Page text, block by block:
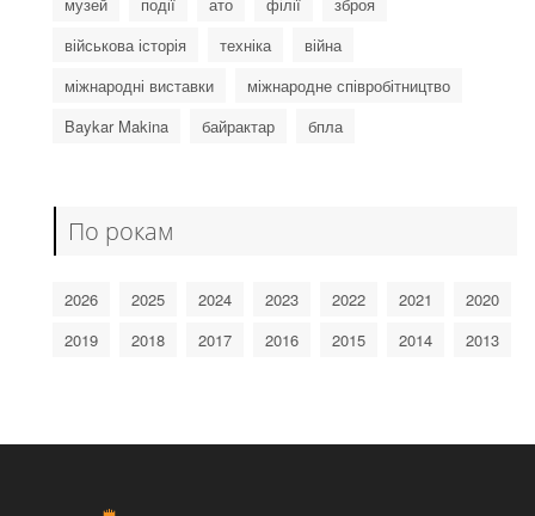
військова історія
техніка
війна
міжнародні виставки
міжнародне співробітництво
Baykar Makina
байрактар бпла
По рокам
2026 2025 2024 2023 2022 2021
2020
2019
2018 2017 2016 2015 2014 2013